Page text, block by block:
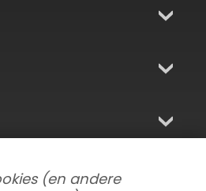
sociale media
(en andere